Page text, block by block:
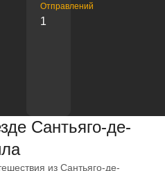
Отправлений
1
Сантьяго-де-
из Сантьяго-де-